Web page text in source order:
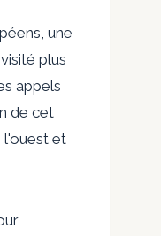
une
plus
appels
de cet
l'ouest et